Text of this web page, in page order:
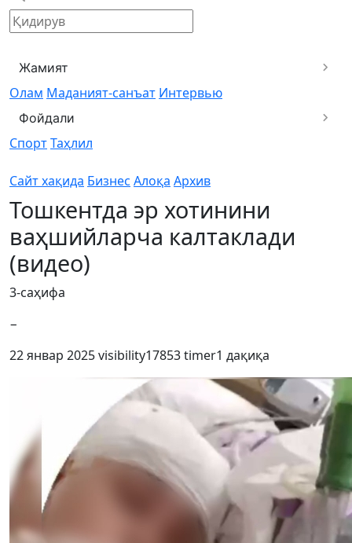
Жамият
Олам Маданият-санъат Интервью
Фойдали
СпортТаҳлил
Сайт хақида Бизнес Алоқа Архив
Тошкентда эр хотинини
ваҳшийларча калтаклади
(видео)
3-саҳифа
−
22 январ 2025visibility17853timer1 дақиқа